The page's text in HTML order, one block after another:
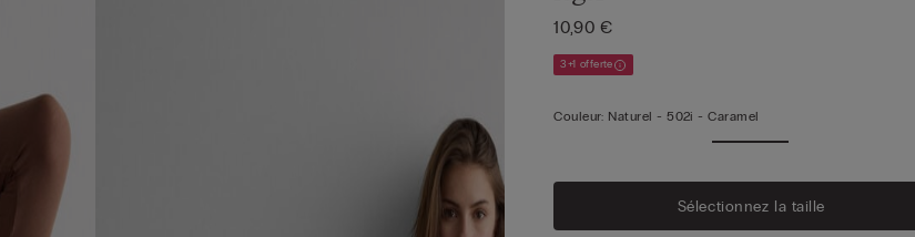
10,90 €
3+1 offerte
Couleur: Naturel -502i - Caramel
Sélectionnez la taille